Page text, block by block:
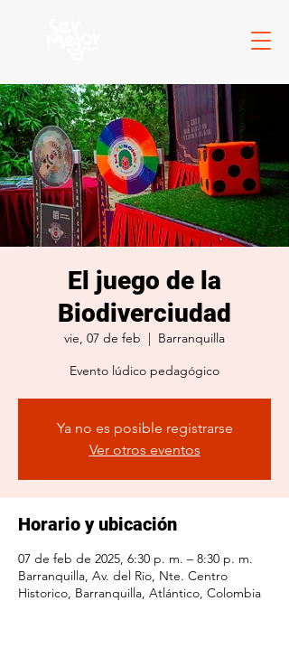
El juego de la
Biodiverciudad
vie, 07 de feb
  |
Barranquilla
Evento lúdico pedagógico
Ya no es posible registrarse
Ver otros eventos
Horario y ubicación
07 de feb de 2025, 6:30 p. m. – 8:30 p. m.
Barranquilla, Av. del Rio, Nte. Centro
Historico, Barranquilla, Atlántico, Colombia